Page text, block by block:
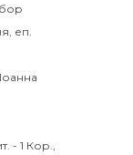
, еп.
- 1 Кор.,